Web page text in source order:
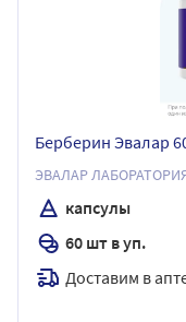
Берберин Эвалар
ЭВАЛАР
капсулы
60 шт в уп.
Доставим в